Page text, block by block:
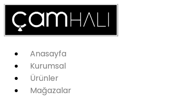
Anasayfa
Kurumsal
Ürünler
Mağazalar